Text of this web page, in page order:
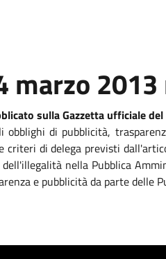
marzo 2013
sulla Gazzetta ufficiale
di pubblicità,
di delega previsti
nella Pubblica
e pubblicità da parte delle